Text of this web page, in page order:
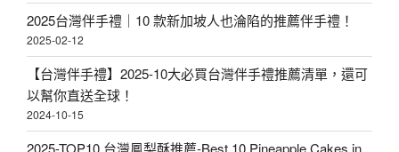
2025台灣伴手禮｜10 款新加坡人也淪陷的推薦伴手禮！
2025-02-12
【台灣伴手禮】2025-10大必買台灣伴手禮推薦清單，還可
以幫你直送全球！
2024-10-15
2025-TOP10 台灣鳳梨酥推薦-Best 10 Pineapple Cakes in